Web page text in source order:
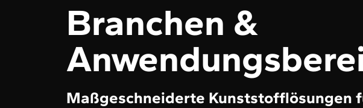
Branchen &
Maßgeschneiderte Kunststofflösungen